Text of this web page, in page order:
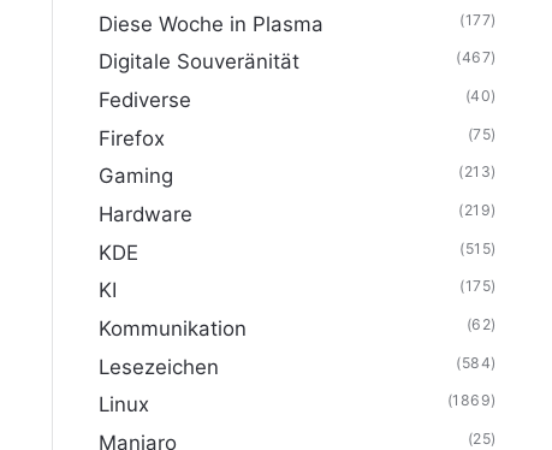
Diese Woche in Plasma (177)
Digitale Souveränität (467)
Fediverse (40)
Firefox (75)
Gaming (213)
Hardware (219)
KDE (515)
KI (175)
Kommunikation (62)
Lesezeichen (584)
Linux (1869)
Manjaro (25)